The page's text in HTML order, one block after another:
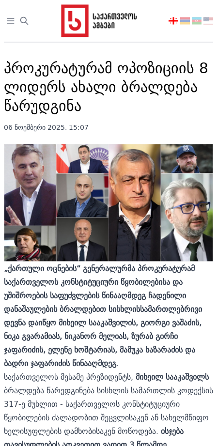
Open sidebar
აირჩიეთ
პროკურატურამ ოპოზიციის 8
ლიდერს ახალი ბრალდება
წარუდგინა
06 ნოემბერი 2025. 15:07
„ქართული ოცნების“ გენერალურმა პროკურატურამ
საქართველოს კონსტიტუციური წყობილებისა და
უშიშროების საფუძვლების წინააღმდეგ ჩადენილი
დანაშაულების ბრალდებით სისხლისსამართლებრივი
დევნა დაიწყო მიხეილ სააკაშვილის, გიორგი ვაშაძის,
ნიკა გვარამიას, ნიკანორ მელიას, ზურაბ გირჩი
ჯაფარიძის, ელენე ხოშტარიას, მამუკა ხაზარაძის და
ბადრი ჯაფარიძის წინააღმდეგ.
საქართველოს მესამე პრეზიდენტს, მიხეილ სააკაშვილს
ბრალდება წარედგინება სისხლის სამართლის კოდექსის
317-ე მუხლით - საქართველოს კონსტიტუციური
წყობილების ძალადობით შეცვლისაკენ ან სახელმწიფო
ხელისუფლების დამხობისაკენ მოწოდება. ისჯება